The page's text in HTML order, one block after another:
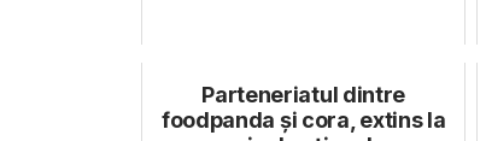
Parteneriatul dintre
foodpanda și cora, extins la